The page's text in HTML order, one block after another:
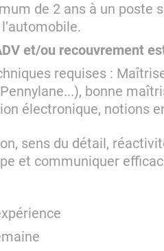
de 2 ans à un poste
et/ou recouvrement
requises :
bonne
électronique, notions
sens du détail,
et communiquer